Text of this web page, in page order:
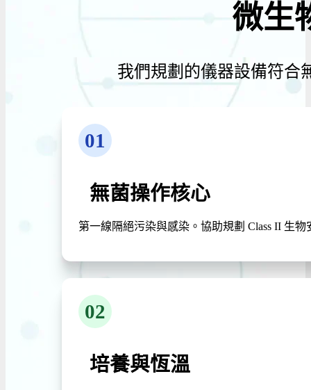
微生
我們規劃的儀器設備符合
01
無菌操作核心
第一線隔絕污染與感染。協助規劃 Class II 生
02
培養與恆溫